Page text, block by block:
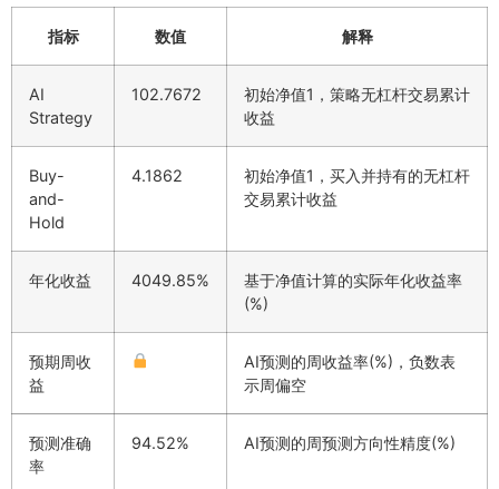
指标 数值 解释
AI
Strategy
102.7672
初始净值1，策略无杠杆交易累计
收益
Buy-
and-
Hold
4.1862
初始净值1，买入并持有的无杠杆
交易累计收益
年化收益 4049.85%
基于净值计算的实际年化收益率
(%)
预期周收
益
AI预测的周收益率(%)，负数表
示周偏空
预测准确
率
94.52% AI预测的周预测方向性精度(%)